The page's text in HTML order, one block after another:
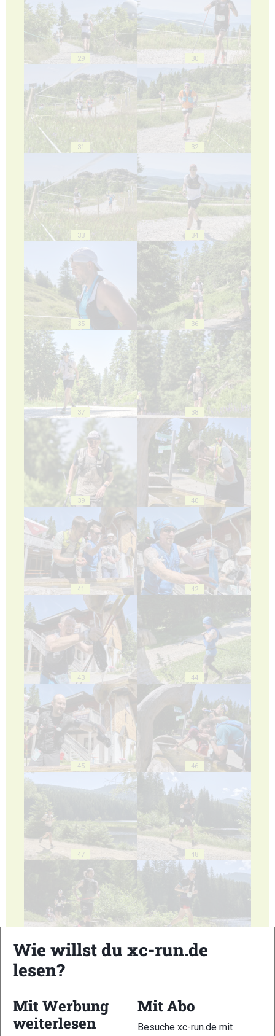
29 30
31 32
33 34
35 36
37 38
39 40
41 42
43 44
45 46
47 48
49 50
51 52
Wie willst du xc-run.de
lesen?
Mit Werbung
weiterlesen
Mit Abo
Besuche xc-run.de mit